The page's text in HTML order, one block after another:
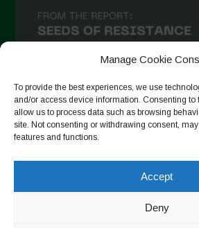
Manage Cookie
To provide the best experiences, we use
and/or access device information. Consenting to
allow us to process data such as browsing
site. Not consenting or withdrawing consent,
features and functions.
Accept
Deny
Follow on
Copyright © 2026. All rights reserved.